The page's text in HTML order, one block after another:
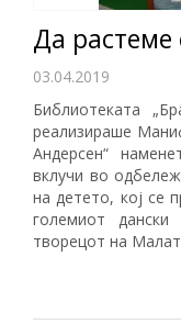
03.04.2019
Библиотеката
реализираше
Андерсен“
вклучи во
на детето, кој се
големиот дански
творецот на